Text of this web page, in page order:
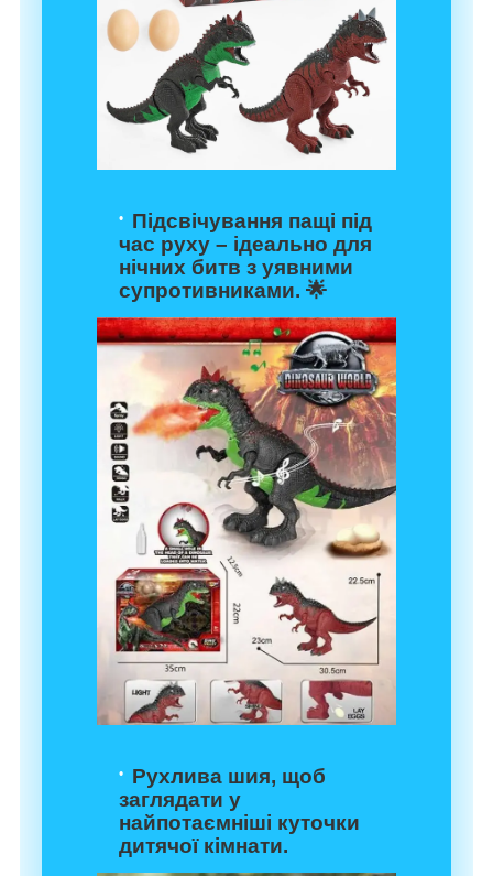
Підсвічування пащі під
час руху – ідеально для
нічних битв з уявними
супротивниками. 🌟
Рухлива шия, щоб
заглядати у
найпотаємніші куточки
дитячої кімнати.